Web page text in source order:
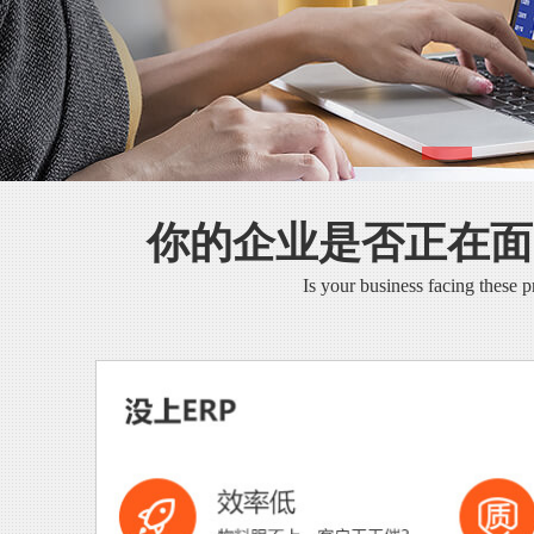
你的企业是否正在
Is your business facing these